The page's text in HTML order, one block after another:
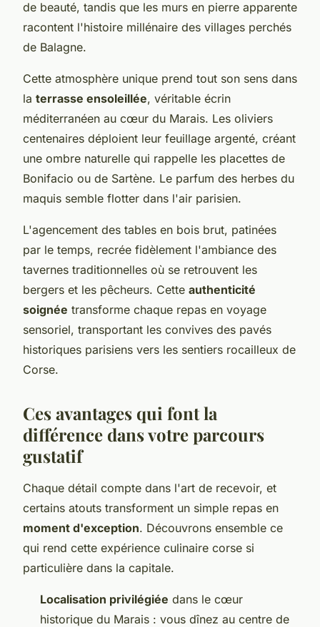
de beauté, tandis que les murs en pierre apparente
racontent l'histoire millénaire des villages perchés
de Balagne.
Cette atmosphère unique prend tout son sens dans
la terrasse ensoleillée, véritable écrin
méditerranéen au cœur du Marais. Les oliviers
centenaires déploient leur feuillage argenté, créant
une ombre naturelle qui rappelle les placettes de
Bonifacio ou de Sartène. Le parfum des herbes du
maquis semble flotter dans l'air parisien.
L'agencement des tables en bois brut, patinées
par le temps, recrée fidèlement l'ambiance des
tavernes traditionnelles où se retrouvent les
bergers et les pêcheurs. Cette authenticité
soignée transforme chaque repas en voyage
sensoriel, transportant les convives des pavés
historiques parisiens vers les sentiers rocailleux de
Corse.
Ces avantages qui font la
différence dans votre parcours
gustatif
Chaque détail compte dans l'art de recevoir, et
certains atouts transforment un simple repas en
moment d'exception. Découvrons ensemble ce
qui rend cette expérience culinaire corse si
particulière dans la capitale.
Localisation privilégiée dans le cœur
historique du Marais : vous dînez au centre de